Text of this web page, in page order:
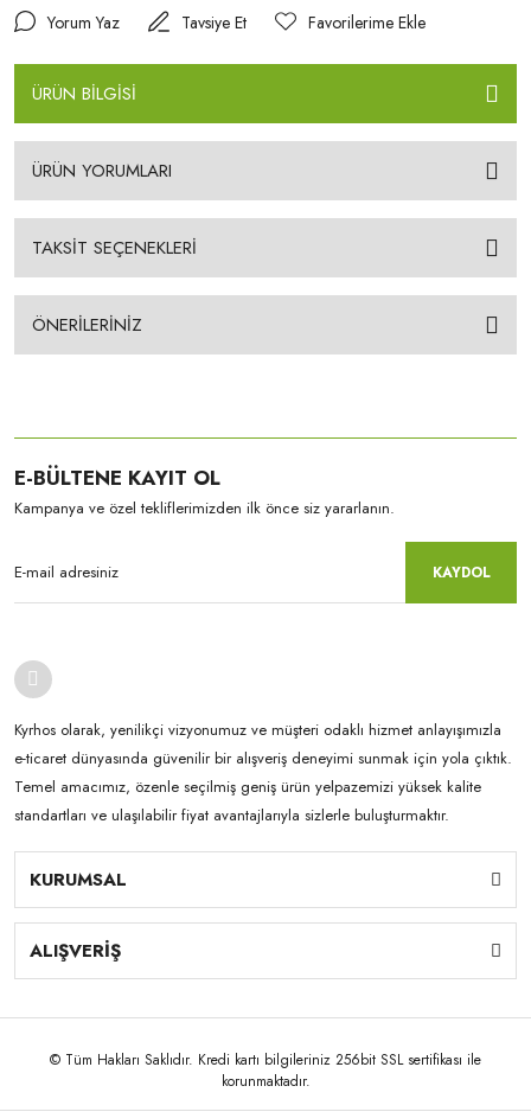
Yorum Yaz Tavsiye Et
ÜRÜN BİLGİSİ
ÜRÜN YORUMLARI
TAKSİT SEÇENEKLERİ
ÖNERİLERİNİZ
E-BÜLTENE KAYIT OL
Kampanya ve özel tekliflerimizden ilk önce siz yararlanın.
KAYDOL
Kyrhos olarak, yenilikçi vizyonumuz ve müşteri odaklı hizmet anlayışımızla
e-ticaret dünyasında güvenilir bir alışveriş deneyimi sunmak için yola çıktık.
Temel amacımız, özenle seçilmiş geniş ürün yelpazemizi yüksek kalite
standartları ve ulaşılabilir fiyat avantajlarıyla sizlerle buluşturmaktır.
KURUMSAL
ALIŞVERİŞ
© Tüm Hakları Saklıdır. Kredi kartı bilgileriniz 256bit SSL sertifikası ile
korunmaktadır.